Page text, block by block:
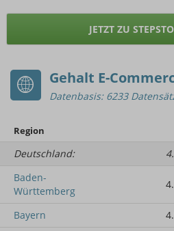
JETZT ZU
Gehalt E-
Datenbasis: 6233
Region
Deutschland:
Baden-
Württemberg
Bayern